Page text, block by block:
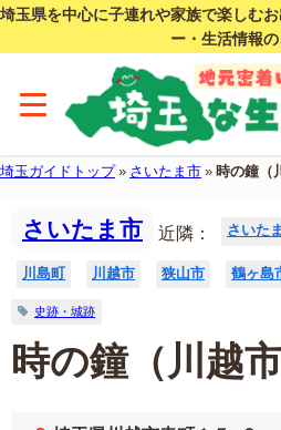
埼玉県を中心に子連れや家族で楽しむ
ー・生活情報
埼玉ガイドトップ» さいたま市 » 時の鐘（
さいたま市 近隣： さいた
川島町 川越市 狭山市 鶴ヶ島
史跡・城跡
時の鐘（川越市